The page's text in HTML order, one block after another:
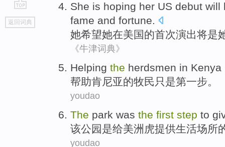
go
top
返回词典
She is hoping her US debut will
fame and fortune.
她希望她在美国的首次演出将是
《牛津词典》
Helping the herdsmen in
帮助肯尼亚的牧民只是第一步。
youdao
The park was the first step to
该公园是给美洲虎提供生活场所
youdao